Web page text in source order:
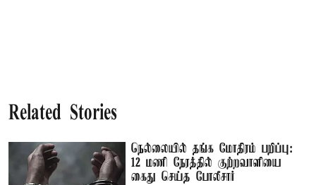
Related Stories
நெல்லையில் தங்க மோதிரம் பறிப்பு:
12 மணி நேரத்தில் குற்றவாளியை
கைது செய்த போலீசார்